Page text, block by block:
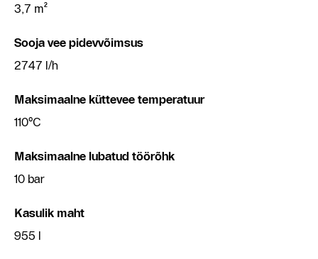
3,7 m²
Sooja vee pidevvõimsus
2747 l/h
Maksimaalne küttevee temperatuur
110°C
Maksimaalne lubatud töörõhk
10 bar
Kasulik maht
955 l